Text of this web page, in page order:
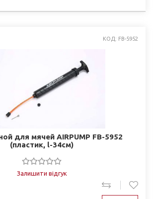
КОД: FB-5952
для мячей AIRPUMP FB-5952
(пластик, l-34см)
Залишити відгук